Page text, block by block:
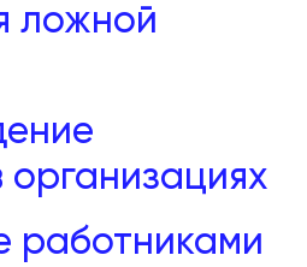
ложной
организациях
работниками